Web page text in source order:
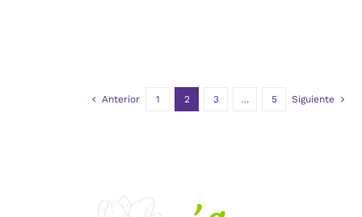
Anterior 1 2 3 … 5 Siguiente